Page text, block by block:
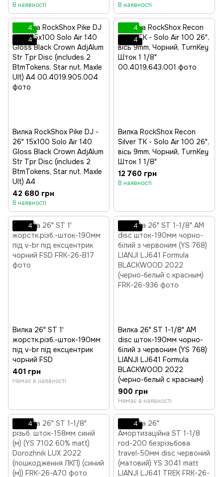
В наявності В наявності
4
4
Вилка RockShox Pike DJ -
26" 15x100 Solo Air 140
Gloss Black Crown AdjAlum
Str Tpr Disc (includes 2
BtmTokens, Star nut, Maxle
Ult) A4
42 680 грн
В наявності
4
4
Вилка RockShox Recon
Silver TK - Solo Air 100 26",
вісь 9mm, Чорний, TurnKey
Шток 1 1/8"
12 760 грн
В наявності
4
Вилка 26" ST 1'
жорстк.різб.-шток-190мм
під v-br під ексцентрик
чорний FSD
401 грн
Немає в наявності
4
Вилка 26" ST 1-1/8" AM
disc шток-190мм чорно-
білий з червоним (YS 768)
LIANJI LJ641 Formula
BLACKWOOD 2022
(черно-белый с красным)
900 грн
Немає в наявності
4 4